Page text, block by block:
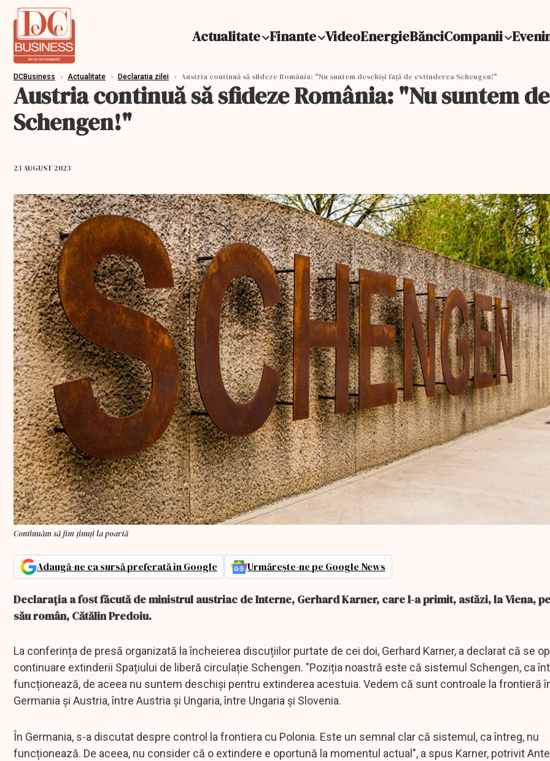
Actualitate Finante VideoEnergieBănciCompanii
DCBusiness › Actualitate › Declarația zilei › Austria continuă să sfideze România: "Nu suntem deschiși față de extinderea Schengen!"
Austria continuă să sfideze România: "Nu suntem
Schengen!"
23 AUGUST 2023
Continuăm să fim ținuți la poartă
Adaugă-ne ca sursă preferată în Google Urmărește-ne pe Google News
Declarația a fost făcută de ministrul austriac de Interne, Gerhard Karner, care l-a primit, astăzi, la Viena,
său român, Cătălin Predoiu.
La conferința de presă organizată la încheierea discuțiilor purtate de cei doi, Gerhard Karner, a declarat că se
continuare extinderii Spațiului de liberă circulație Schengen. "Poziția noastră este că sistemul Schengen, ca
funcționează, de aceea nu suntem deschiși pentru extinderea acestuia. Vedem că sunt controale la frontieră
Germania și Austria, între Austria și Ungaria, între Ungaria și Slovenia.
În Germania, s-a discutat despre control la frontiera cu Polonia. Este un semnal clar că sistemul, ca întreg, nu
funcționează. De aceea, nu consider că o extindere e oportună la momentul actual", a spus Karner, potrivit